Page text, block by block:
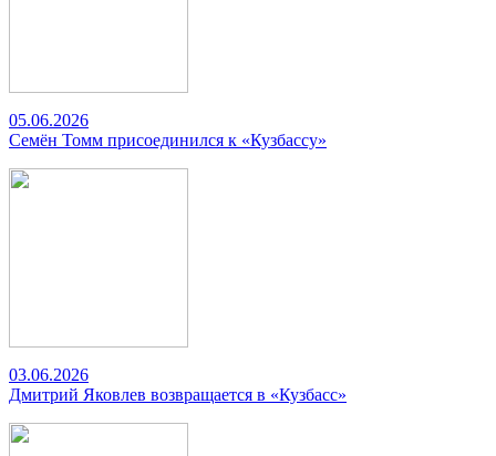
05.06.2026
Семён Томм присоединился к «Кузбассу»
03.06.2026
Дмитрий Яковлев возвращается в «Кузбасс»